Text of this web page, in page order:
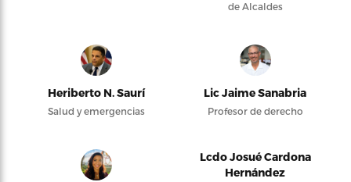
de Alcaldes
Heriberto N. Saurí
Salud y emergencias
Lic Jaime Sanabria
Profesor de derecho
Lcdo Josué Cardona
Hernández